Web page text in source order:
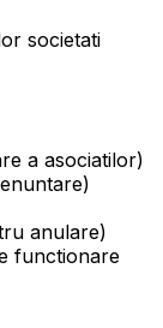
societati
a asociatilor)
anulare)
functionare